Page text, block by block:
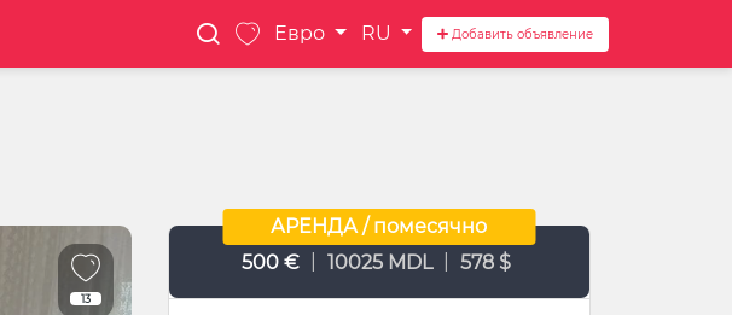
Евро RU Добавить объявление
13
АРЕНДА / помесячно
500 €
10025 MDL 578 $